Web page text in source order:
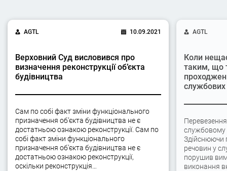
AGTL 10.09.2021
Верховний Суд висловився про
визначення реконструкції об’єкта
будівництва
Сам по собі факт зміни функціонального
призначення об’єкта будівництва не є
достатньою ознакою реконструкції. Сам по
собі факт зміни функціонального
призначення об’єкта будівництва не є
достатньою ознакою реконструкції,
оскільки реконструкція…
AGTL
Коли
таким, що
службових
службовому
Здійснюючи
речовин у
порушив
виконання